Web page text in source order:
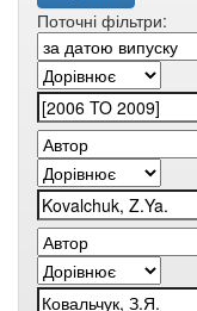
Поточні фільтри: